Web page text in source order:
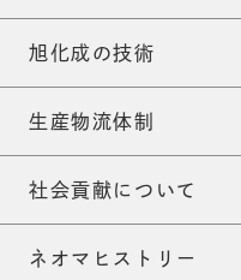
旭化成の技術
生産物流体制
社会貢献について
ネオマヒストリー